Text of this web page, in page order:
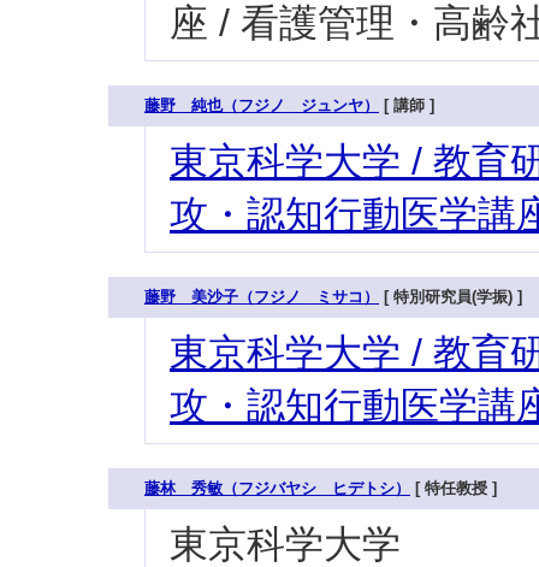
座 / 看護管理・高齢
藤野 純也（フジノ ジュンヤ） [ 講師 ]
東京科学大学 / 教育
攻・認知行動医学講
藤野 美沙子（フジノ ミサコ） [ 特別研究員(学振) ]
東京科学大学 / 教育
攻・認知行動医学講
藤林 秀敏（フジバヤシ ヒデトシ） [ 特任教授 ]
東京科学大学